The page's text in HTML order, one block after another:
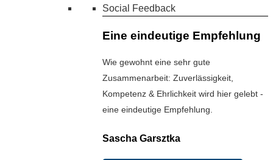
Social Feedback
Eine eindeutige Empfehlung
Wie gewohnt eine sehr gute
Zusammenarbeit: Zuverlässigkeit,
Kompetenz & Ehrlichkeit wird hier gelebt -
eine eindeutige Empfehlung.
Sascha Garsztka